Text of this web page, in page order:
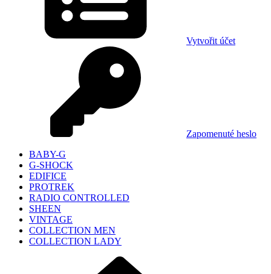
Vytvořit účet
Zapomenuté heslo
BABY-G
G-SHOCK
EDIFICE
PROTREK
RADIO CONTROLLED
SHEEN
VINTAGE
COLLECTION MEN
COLLECTION LADY